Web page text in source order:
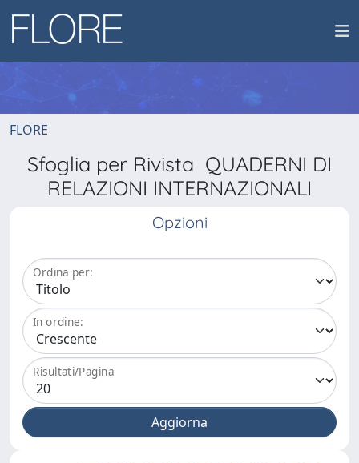
FLORE
Sfoglia per Rivista QUADERNI DI
RELAZIONI INTERNAZIONALI
Opzioni
Ordina per:
In ordine:
Risultati/Pagina